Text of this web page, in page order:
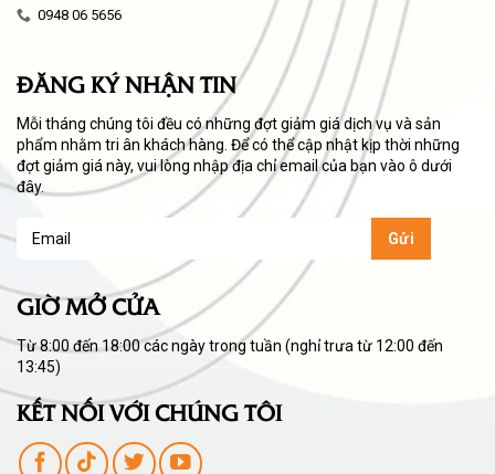
0948 06 5656
ĐĂNG KÝ NHẬN TIN
Mỗi tháng chúng tôi đều có những đợt giảm giá dịch vụ và sản
phẩm nhằm tri ân khách hàng. Để có thể cập nhật kịp thời những
đợt giảm giá này, vui lòng nhập địa chỉ email của bạn vào ô dưới
đây.
GIỜ MỞ CỬA
Từ 8:00 đến 18:00 các ngày trong tuần (nghỉ trưa từ 12:00 đến
13:45)
KẾT NỐI VỚI CHÚNG TÔI